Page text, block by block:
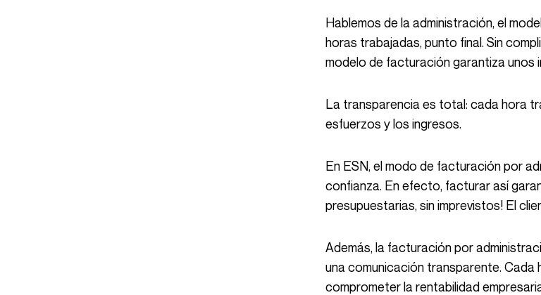
Hablemos de la administración, el modelo de facturación más simple en ESN: el cliente paga las
horas trabajadas, punto final. Sin
modelo de facturación garantiza unos
La transparencia es total: cada hora trabajada se factura, lo que alinea perfectamente los
esfuerzos y los ingresos.
En ESN, el modo de facturación por administración ofrece una relación con el cliente basada en la
confianza. En efecto, facturar así
presupuestarias, sin imprevistos! El
Además, la facturación por administración exige una gestión rigurosa de los tiempos empleados y
una comunicación transparente. Cada
comprometer la rentabilidad